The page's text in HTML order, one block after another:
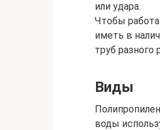
или удара.
Чтобы
иметь в
труб
Виды
воды